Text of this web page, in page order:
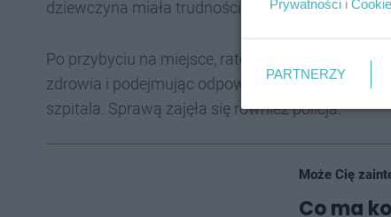
dziewczyna miała trudności z oddychaniem -
Po przybyciu na miejsce, ratownicy medyczni
zdrowia i podejmując odpowiednie czynności
szpitala. Sprawą zajęła się również policja.
Może Cię
Co ma
Prywatności i
PARTNERZY